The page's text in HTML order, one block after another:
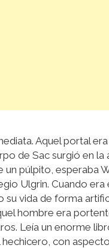
Aquel portal
de Sac surgió en la
púlpito, esperaba
Ulgrin. Cuando era
vida de forma
hombre era
Leía un enorme
con